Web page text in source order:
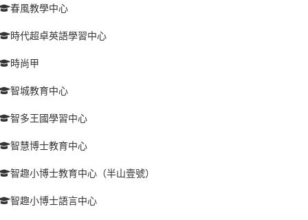
春風教學中心
時代超卓英語學習中心
時尚甲
智城教育中心
智多王國學習中心
智慧博士教育中心
智趣小博士教育中心（半山壹號）
智趣小博士語言中心